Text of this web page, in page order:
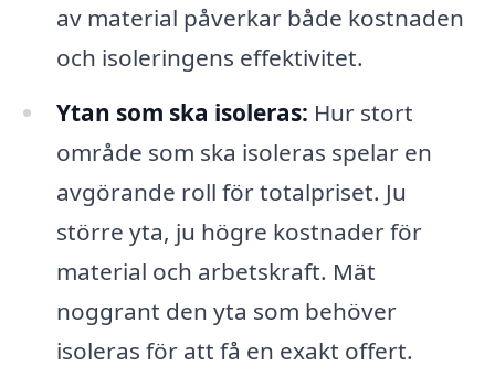
av material påverkar både kostnaden
och isoleringens effektivitet.
Ytan som ska isoleras: Hur stort
område som ska isoleras spelar en
avgörande roll för totalpriset. Ju
större yta, ju högre kostnader för
material och arbetskraft. Mät
noggrant den yta som behöver
isoleras för att få en exakt offert.